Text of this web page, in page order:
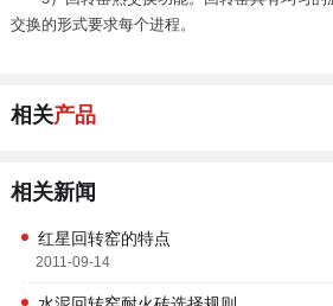
交换的形式要求每个进程。
相关产品
相关新闻
红星回转窑的特点
2011-09-14